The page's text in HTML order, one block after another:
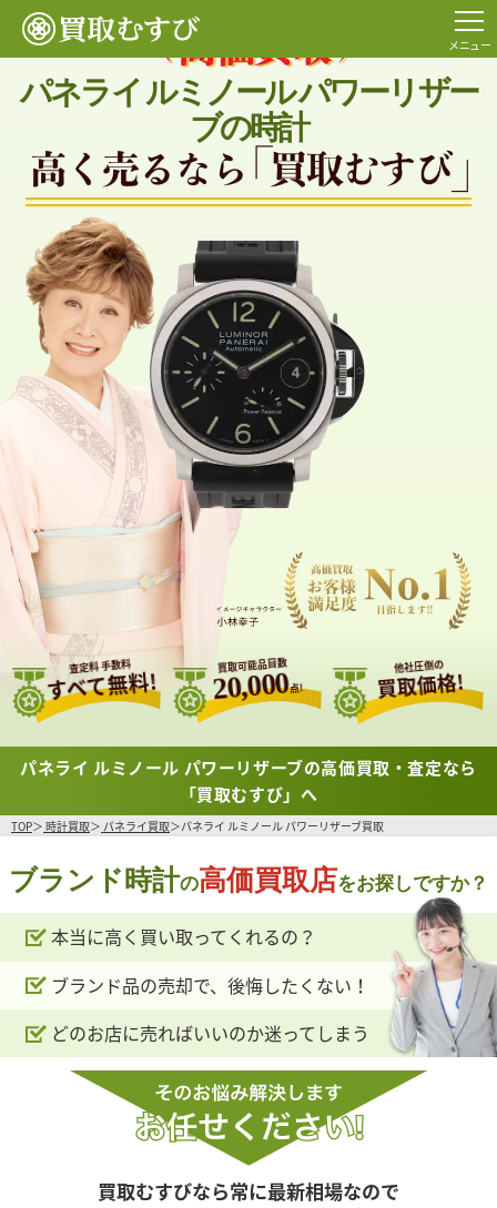
メニュー
パネライ ルミノール パワーリザー
ブの時計
査定料 手数料
すべて無料!
買取可能品目数
20,000点!
他社圧倒の
買取価格!
パネライ ルミノール パワーリザーブの高価買取・査定なら
「買取むすび」へ
TOP 時計買取 パネライ買取 パネライ ルミノール パワーリザーブ買取
ブランド時計の高価買取店をお探しですか？
本当に高く買い取ってくれるの？
ブランド品の売却で、後悔したくない！
どのお店に売ればいいのか迷ってしまう
買取むすびなら常に最新相場なので